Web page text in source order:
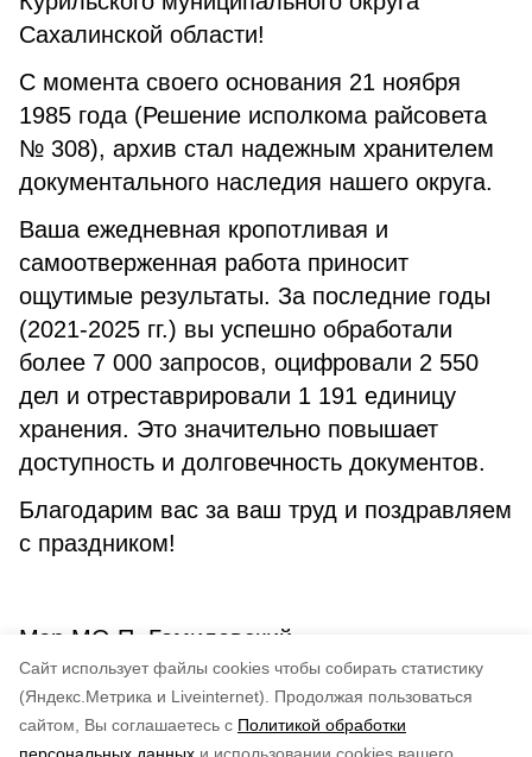
Cайт использует файлы cookies чтобы собирать статистику
(Яндекс.Метрика и Liveinternet).
Продолжая пользоваться
сайтом, Вы соглашаетесь с Политикой обработки
Сахалинской области!
С момента своего основания 21 ноября
1985 года (Решение исполкома райсовета
№ 308), архив стал надежным хранителем
документального наследия нашего округа.
Ваша ежедневная кропотливая и
самоотверженная работа приносит
ощутимые результаты. За последние годы
(2021-2025 гг.) вы успешно обработали
более 7 000 запросов, оцифровали 2 550
дел и отреставрировали 1 191 единицу
хранения. Это значительно повышает
доступность и долговечность документов.
Благодарим вас за ваш труд и поздравляем
с праздником!
Мэр МО П. Гомилевский
Председатель Собрания МО Н. Савочкина